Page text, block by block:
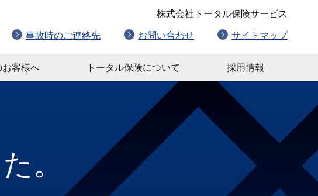
株式会社トータル保険サービス
事故時のご連絡先 お問い合わせ サイトマップ
お客様へ トータル保険について 採用情報
。